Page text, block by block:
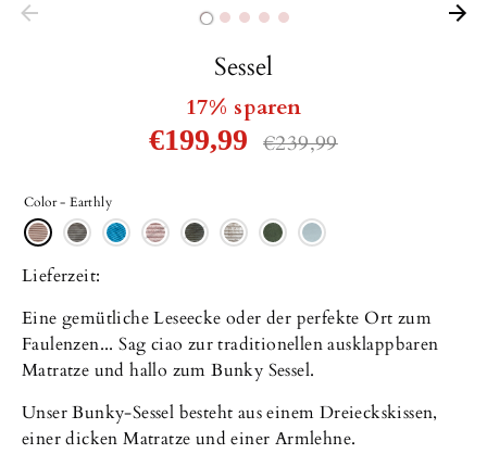
Sessel
17% sparen
€199,99
Normaler
Preis
€239,99
Color -Earthly
Lieferzeit:
Eine gemütliche Leseecke oder der perfekte Ort zum
Faulenzen... Sag ciao zur traditionellen ausklappbaren
Matratze und hallo zum Bunky Sessel.
Unser Bunky-Sessel besteht aus einem Dreieckskissen,
einer dicken Matratze und einer Armlehne.